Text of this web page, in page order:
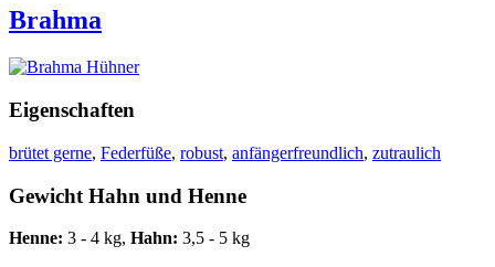
Brahma
Eigenschaften
brütet gerne, Federfüße, robust, anfängerfreundlich, zutraulich
Gewicht Hahn und Henne
Henne: 3 - 4 kg, Hahn: 3,5 - 5 kg